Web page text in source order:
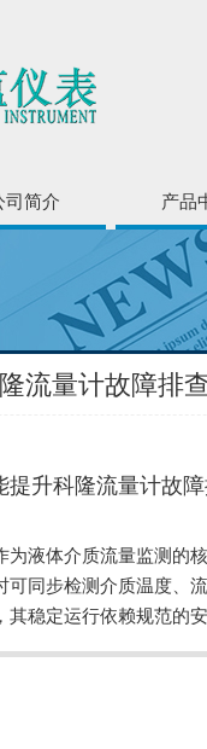
司简介 产品
流量计故障排
提升科隆流量计故
为液体介质流量监测的
可同步检测介质温度、
其稳定运行依赖规范的